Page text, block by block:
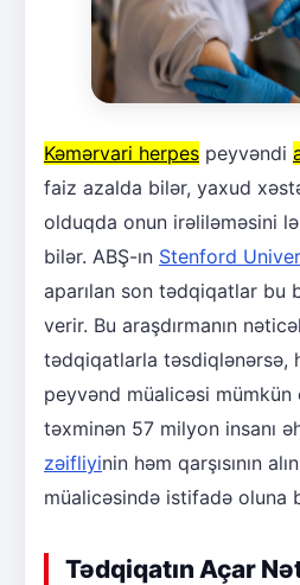
Kəmərvari herpes peyvəndi
faiz azalda bilər, yaxud
olduqda onun irəliləməsini
bilər. ABŞ-ın Stenford
aparılan son tədqiqatlar bu
verir. Bu araşdırmanın
tədqiqatlarla təsdiqlənərsə,
peyvənd müalicəsi
təxminən 57 milyon insanı
zəifliyinin həm qarşısının
müalicəsində istifadə oluna
Tədqiqatın Açar